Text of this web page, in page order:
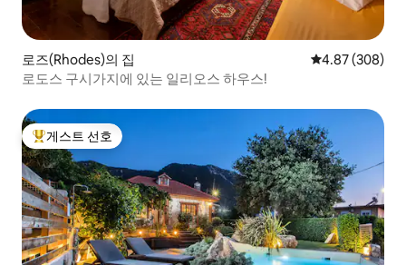
로즈(Rhodes)의 집 평점 4.87점(5
4.87 (308)
로도스 구시가지에 있는 일리오스 하우스!
상위 게스트 선호
게스트 선호